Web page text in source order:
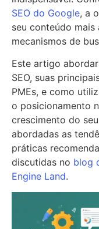
SEO do Google, a
seu conteúdo
mecanismos de
Este artigo
SEO, suas
PMEs, e como
o posicionamento
crescimento do
abordadas as
práticas
discutidas no blog
Engine Land.